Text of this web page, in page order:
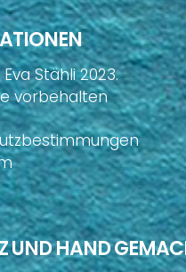
Stähli 2023.
vorbehalten
UND HAND